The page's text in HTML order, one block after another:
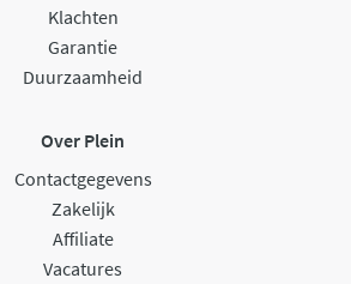
Klachten
Garantie
Duurzaamheid
Over Plein
Contactgegevens
Zakelijk
Affiliate
Vacatures